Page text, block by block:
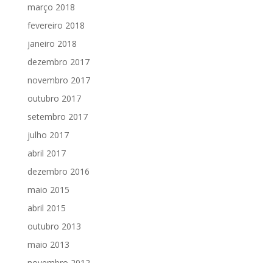
março 2018
fevereiro 2018
janeiro 2018
dezembro 2017
novembro 2017
outubro 2017
setembro 2017
julho 2017
abril 2017
dezembro 2016
maio 2015
abril 2015
outubro 2013
maio 2013